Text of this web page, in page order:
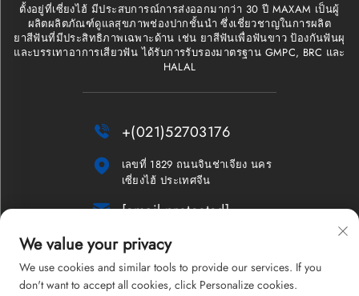
ตั้งอยู่ที่เซี่ยงไฮ้ มีประสบการณ์การส่งออกมากว่า 30 ปี MAXAM เป็นผู้
ผลิตผลิตภัณฑ์ดูแลสุขภาพช่องปากชั้นนำ ซึ่งเชี่ยวชาญในการผลิต
ยาสีฟันที่มีประสิทธิภาพเฉพาะด้าน เช่น ยาสีฟันเพื่อฟันขาว ป้องกันฟันผุ
และบรรเทาอาการเสียวฟัน ได้รับการรับรองมาตรฐาน GMPC, BRC และ
HALAL
 +(021)52703176

เลขที่ 1829 ถนนจินช่าเจียง นคร
เซี่ยงไฮ้ ประเทศจีน
 [email protected]
จดหมายข่าว
We value your privacy
We use cookies and similar tools to provide our services. If you
don't want to accept all cookies, click Personalize cookies.